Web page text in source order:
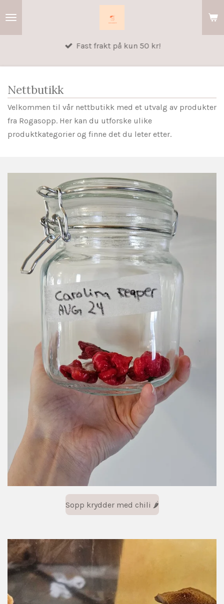
Fast frakt på kun 50 kr!
Nettbutikk
Velkommen til vår nettbutikk med et utvalg av produkter
fra Rogasopp. Her kan du utforske ulike
produktkategorier og finne det du leter etter.
Sopp krydder med chili 🌶